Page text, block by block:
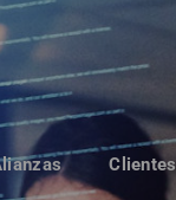
Clientes